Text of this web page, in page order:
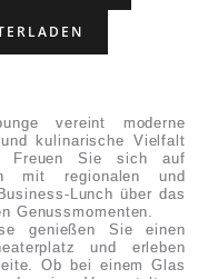
vereint moderne
kulinarische Vielfalt
Freuen Sie sich auf
mit regionalen und
Lunch über das
Genussmomenten.
genießen Sie einen
und erleben
Ob bei einem Glas